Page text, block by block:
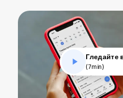
Гледайте
(7min)